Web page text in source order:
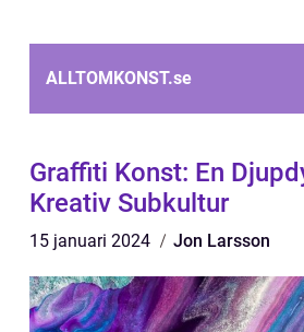
ALLTOMKONST.se
Graffiti Konst: En
Kreativ Subkultur
15 januari 2024 Jon Larsson